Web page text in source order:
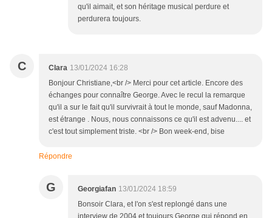
qu'il aimait, et son héritage musical perdure et
perdurera toujours.
C Clara 13/01/2024 16:28
Bonjour Christiane,<br /> Merci pour cet article. Encore des
échanges pour connaître George. Avec le recul la remarque
qu'il a sur le fait qu'il survivrait à tout le monde, sauf Madonna,
est étrange . Nous, nous connaissons ce qu'il est advenu.... et
c'est tout simplement triste. <br /> Bon week-end, bise
Répondre
G Georgiafan 13/01/2024 18:59
Bonsoir Clara, et l'on s'est replongé dans une
interview de 2004 et toujours George qui répond en